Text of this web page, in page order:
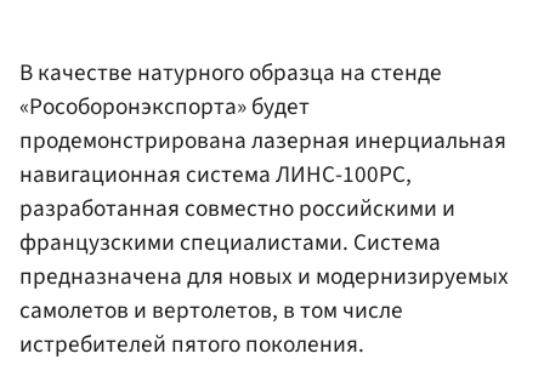
В качестве натурного образца на стенде
«Рособоронэкспорта» будет
продемонстрирована лазерная инерциальная
навигационная система ЛИНС-100РС,
разработанная совместно российскими и
французскими специалистами. Система
предназначена для новых и модернизируемых
самолетов и вертолетов, в том числе
истребителей пятого поколения.